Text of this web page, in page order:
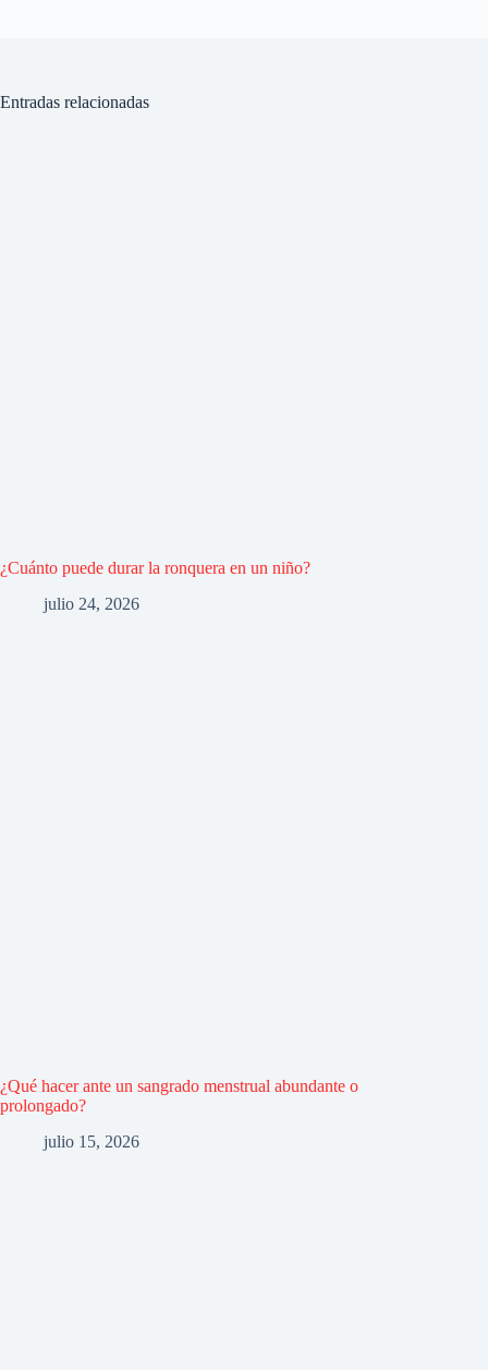
Entradas relacionadas
¿Cuánto puede durar la ronquera en un niño?
julio 24, 2026
¿Qué hacer ante un sangrado menstrual abundante o
prolongado?
julio 15, 2026